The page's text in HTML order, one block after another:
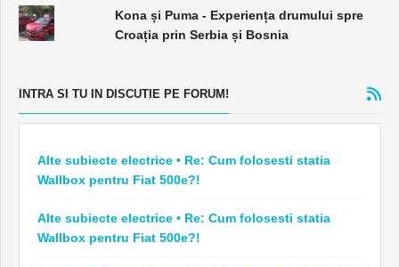
Kona și Puma - Experiența drumului spre
Croația prin Serbia și Bosnia
INTRA SI TU IN DISCUTIE PE FORUM!
Alte subiecte electrice • Re: Cum folosesti statia
Wallbox pentru Fiat 500e?!
Alte subiecte electrice • Re: Cum folosesti statia
Wallbox pentru Fiat 500e?!